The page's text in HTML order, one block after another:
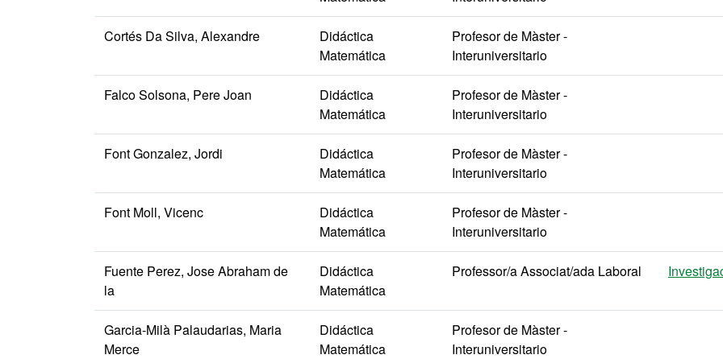
Cortés Da Silva, Alexandre
Didáctica
Matemática
Profesor de Màster -
Interuniversitario
Falco Solsona, Pere Joan
Didáctica
Matemática
Profesor de Màster -
Interuniversitario
Font Gonzalez, Jordi
Didáctica
Matemática
Profesor de Màster -
Interuniversitario
Font Moll, Vicenc
Didáctica
Matemática
Profesor de Màster -
Interuniversitario
Fuente Perez, Jose Abraham de
la
Didáctica
Matemática
Professor/a Associat/ada Laboral
Garcia-Milà Palaudarias, Maria
Merce
Didáctica
Matemática
Profesor de Màster -
Interuniversitario